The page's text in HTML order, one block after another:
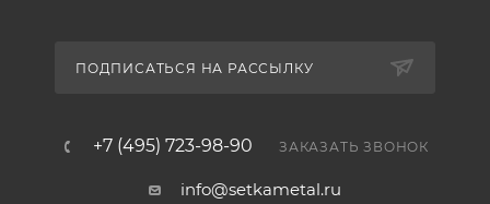
ПОДПИСАТЬСЯ НА РАССЫЛКУ
+7 (495) 723-98-90 ЗАКАЗАТЬ ЗВОНОК
info@setkametal.ru